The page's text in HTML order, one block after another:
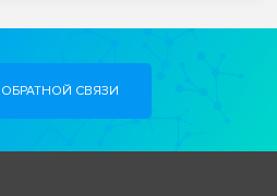
СВЯЗИ